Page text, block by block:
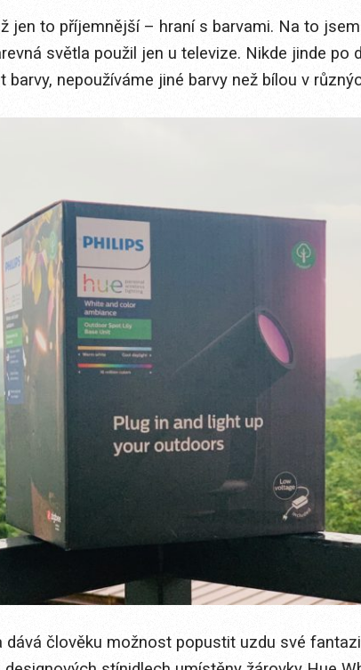
jen to příjemnější – hraní s barvami. Na to
světla použil jen u televize. Nikde jinde po
barvy, nepoužíváme jiné barvy než bílou v
dává člověku možnost popustit uzdu své